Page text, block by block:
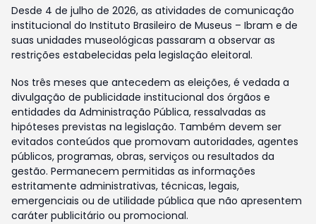
Desde 4 de julho de 2026, as atividades de comunicação
institucional do Instituto Brasileiro de Museus – Ibram e de
suas unidades museológicas passaram a observar as
restrições estabelecidas pela legislação eleitoral.
Nos três meses que antecedem as eleições, é vedada a
divulgação de publicidade institucional dos órgãos e
entidades da Administração Pública, ressalvadas as
hipóteses previstas na legislação. Também devem ser
evitados conteúdos que promovam autoridades, agentes
públicos, programas, obras, serviços ou resultados da
gestão. Permanecem permitidas as informações
estritamente administrativas, técnicas, legais,
emergenciais ou de utilidade pública que não apresentem
caráter publicitário ou promocional.